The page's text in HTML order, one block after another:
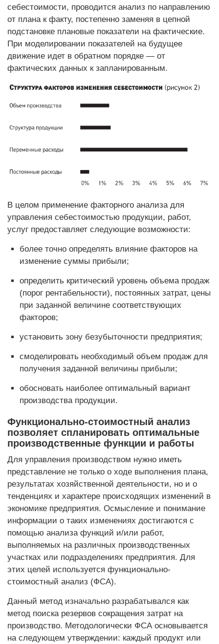
себестоимости, проводится анализ по направлению
от плана к факту, постепенно заменяя в цепной
подстановке плановые показатели на фактические.
При моделировании показателей на будущее
движение идет в обратном порядке — от
фактических данных к запланированным.
В целом применение факторного анализа для
управления себестоимостью продукции, работ,
услуг предоставляет следующие возможности:
более точно определять влияние факторов на
изменение суммы прибыли;
определить критический уровень объема продаж
(порог рентабельности), постоянных затрат, цены
при заданной величине соответствующих
факторов;
установить зону безубыточности предприятия;
смоделировать необходимый объем продаж для
получения заданной величины прибыли;
обосновать наиболее оптимальный вариант
производства продукции.
Функционально-стоимостный анализ
позволяет спланировать оптимальные
производственные функции и работы
Для управления производством нужно иметь
представление не только о ходе выполнения плана,
результатах хозяйственной деятельности, но и о
тенденциях и характере происходящих изменений в
экономике предприятия. Осмысление и понимание
информации о таких изменениях достигаются с
помощью анализа функций и/или работ,
выполняемых на различных производственных
участках или подразделениях предприятия. Для
этих целей используется функционально-
стоимостный анализ (ФСА).
Данный метод изначально разрабатывался как
метод поиска резервов сокращения затрат на
производство. Методологически ФСА основывается
на следующем утверждении: каждый продукт или